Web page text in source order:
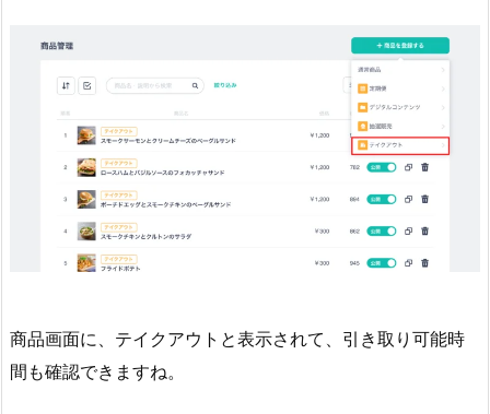
商品画面に、テイクアウトと表示されて、引き取り可能時
間も確認できますね。